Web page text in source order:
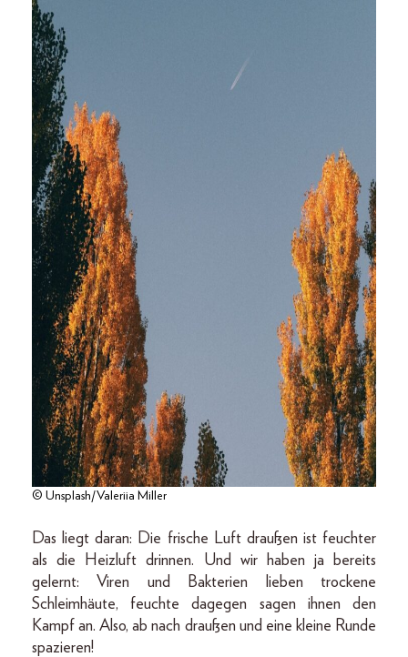
© Unsplash/Valeriia Miller
Das liegt daran: Die frische Luft draußen ist feuchter
als die Heizluft drinnen. Und wir haben ja bereits
gelernt: Viren und Bakterien lieben trockene
Schleimhäute, feuchte dagegen sagen ihnen den
Kampf an. Also, ab nach draußen und eine kleine Runde
spazieren!